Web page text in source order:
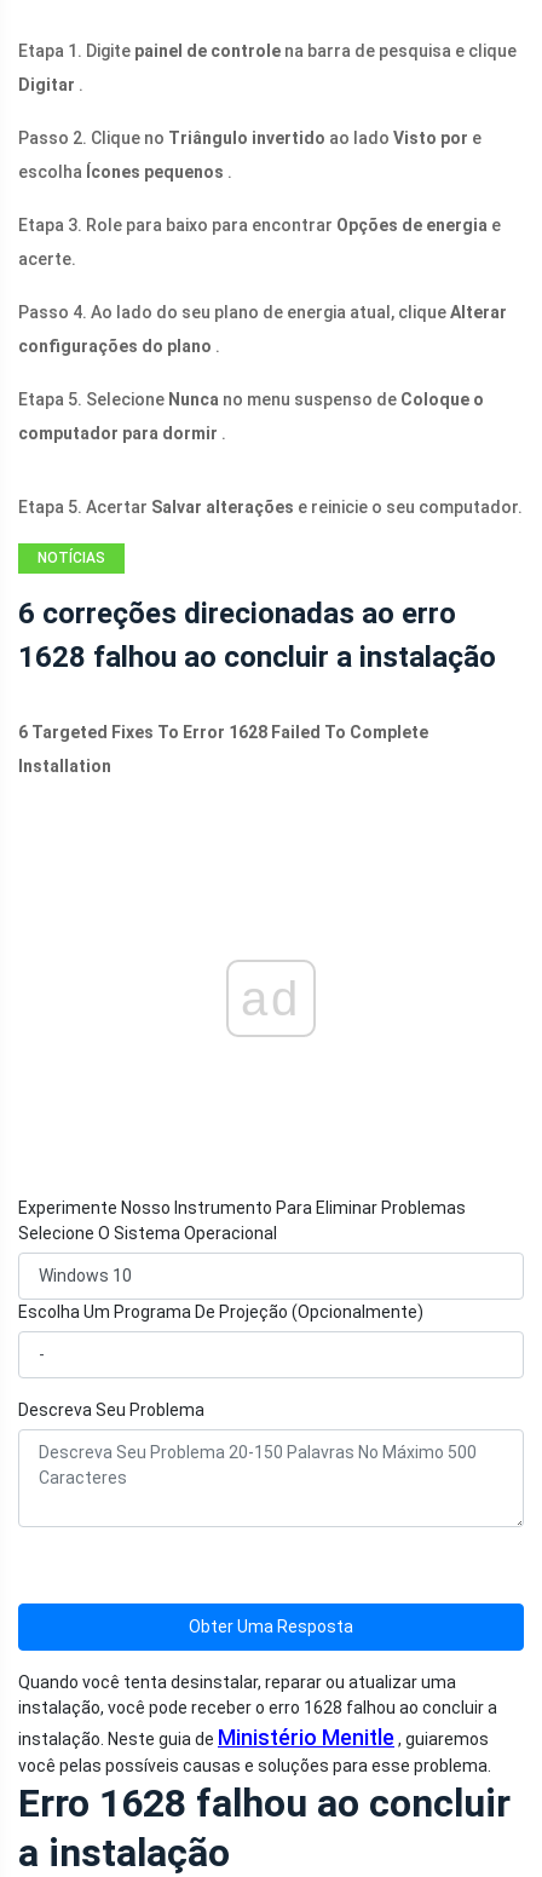
Etapa 1. Digite painel de controle na barra de pesquisa e clique
Digitar .
Passo 2. Clique no Triângulo invertido ao lado Visto por e
escolha Ícones pequenos .
Etapa 3. Role para baixo para encontrar Opções de energia e
acerte.
Passo 4. Ao lado do seu plano de energia atual, cliqueAlterar
configurações do plano .
Etapa 5. Selecione Nunca no menu suspenso de Coloque o
computador para dormir .
Etapa 5. Acertar Salvar alterações e reinicie o seu computador.
NOTÍCIAS
6 correções direcionadas ao erro
1628 falhou ao concluir a instalação
6 Targeted Fixes To Error 1628 Failed To Complete
Installation
ad
Experimente Nosso Instrumento Para Eliminar Problemas
Selecione O Sistema Operacional
Escolha Um Programa De Projeção (Opcionalmente)
Descreva Seu Problema
Obter Uma Resposta
Quando você tenta desinstalar, reparar ou atualizar uma
instalação, você pode receber o erro 1628 falhou ao concluir a
instalação. Neste guia de Ministério Menitle, guiaremos
você pelas possíveis causas e soluções para esse problema.
Erro 1628 falhou ao concluir
a instalação